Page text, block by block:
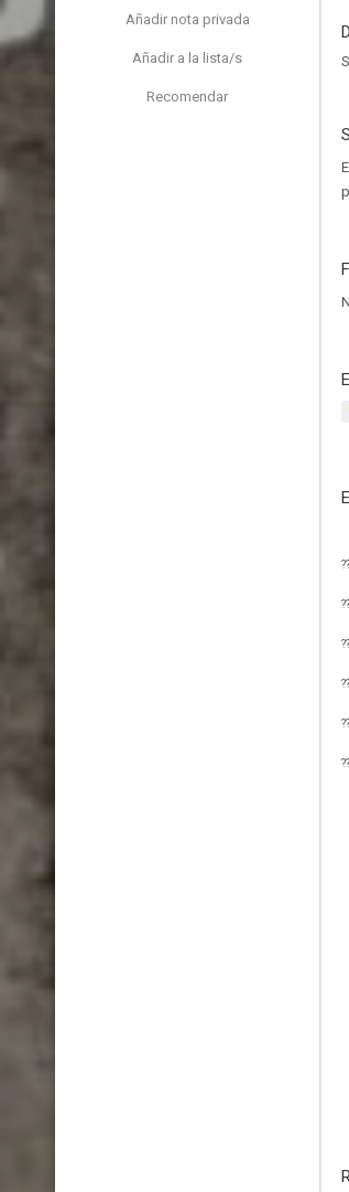
Añadir nota privada
Añadir a la lista/s
Recomendar